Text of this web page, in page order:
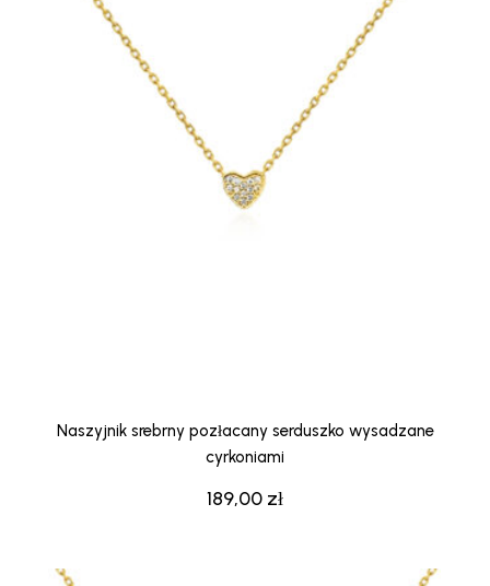
189,00 zł
Naszyjnik srebrny pozłacany serduszko wysadzane
cyrkoniami